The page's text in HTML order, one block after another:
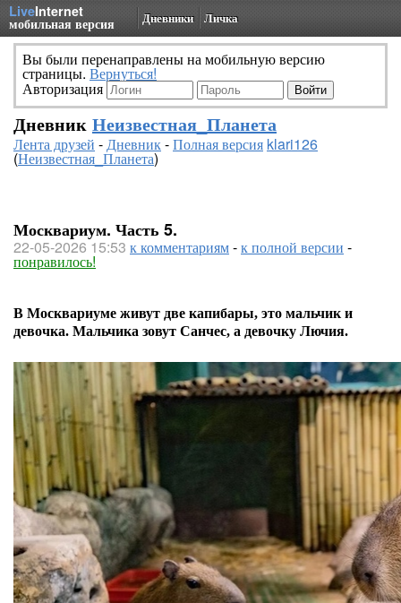
LiveInternet
мобильная версия Дневники Личка
Вы были перенаправлены на мобильную версию
страницы. Вернуться!
Авторизация
Дневник Неизвестная_Планета
Лента друзей -Дневник-Полная версия klari126
(Неизвестная_Планета)
Москвариум. Часть 5.
22-05-2026 15:53 к комментариям-к полной версии -
понравилось!
В Москвариуме живут две капибары, это мальчик и
девочка. Мальчика зовут Санчес, а девочку Лючия.